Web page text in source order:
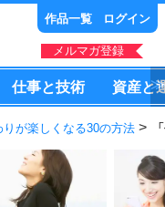
作品一覧 ログイン
メルマガ登録
仕事と技術 資産と
りが楽しくなる30の方法